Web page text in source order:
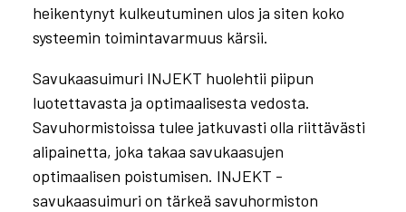
heikentynyt kulkeutuminen ulos ja siten koko
systeemin toimintavarmuus kärsii.
Savukaasuimuri INJEKT huolehtii piipun
luotettavasta ja optimaalisesta vedosta.
Savuhormistoissa tulee jatkuvasti olla riittävästi
alipainetta, joka takaa savukaasujen
optimaalisen poistumisen. INJEKT -
savukaasuimuri on tärkeä savuhormiston